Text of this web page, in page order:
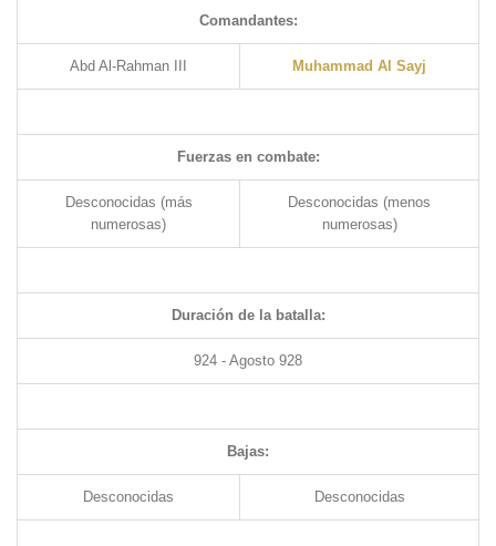
Comandantes:
Abd Al-Rahman III Muhammad Al Sayj
Fuerzas en combate:
Desconocidas (más
numerosas)
Desconocidas (menos
numerosas)
Duración de la batalla:
924 - Agosto 928
Bajas:
Desconocidas Desconocidas